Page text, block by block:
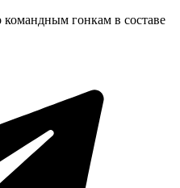
гонкам в составе